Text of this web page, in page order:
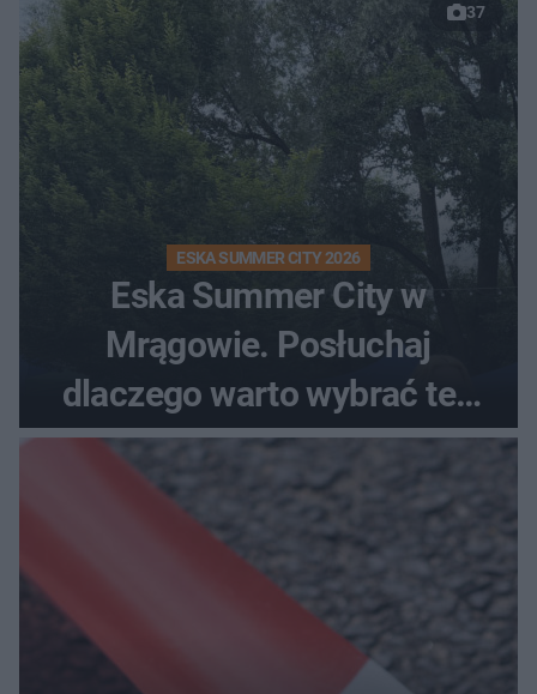
37
ESKA SUMMER CITY 2026
Eska Summer City w
Mrągowie. Posłuchaj
dlaczego warto wybrać ten
kierunek na urlop!